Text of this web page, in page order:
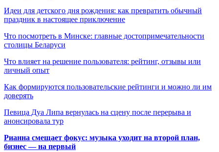
Идеи для детского дня рождения: как превратить обычный
праздник в настоящее приключение
Что посмотреть в Минске: главные достопримечательности
столицы Беларуси
Что влияет на решение пользователя: рейтинг, отзывы или
личный опыт
Как формируются пользовательские рейтинги и можно ли им
доверять
Певица Дуа Липа вернулась на сцену после перерыва и
анонсировала тур
Рианна смещает фокус: музыка уходит на второй план,
бизнес — на первый